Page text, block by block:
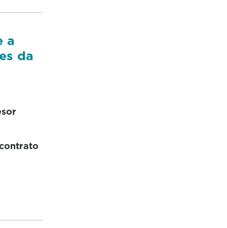
a
da